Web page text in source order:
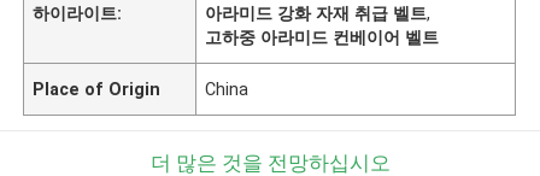
하이라이트:
아라미드 강화 자재 취급 벨트,
고하중 아라미드 컨베이어 벨트
Place of Origin China
더 많은 것을 전망하십시오